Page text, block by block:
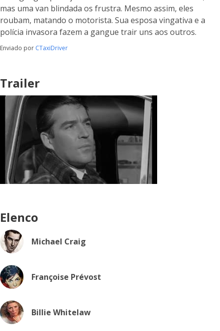
mas uma van blindada os frustra. Mesmo assim, eles
roubam, matando o motorista. Sua esposa vingativa e a
polícia invasora fazem a gangue trair uns aos outros.
Enviado por CTaxiDriver
Trailer
Elenco
Michael Craig
Françoise Prévost
Billie Whitelaw